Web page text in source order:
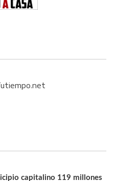
capitalino 119 millones